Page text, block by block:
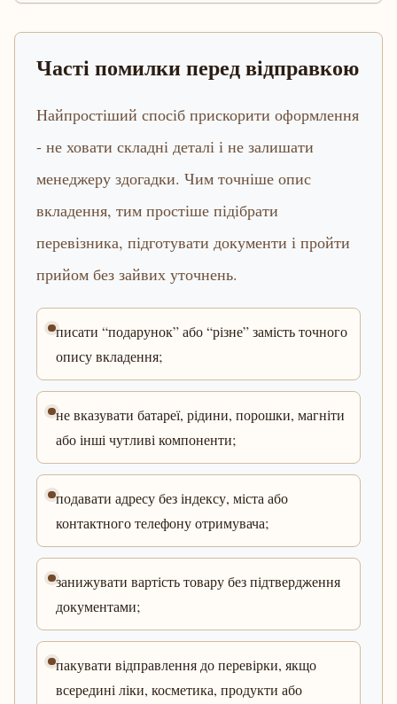
Часті помилки перед відправкою
Найпростіший спосіб прискорити оформлення
- не ховати складні деталі і не залишати
менеджеру здогадки. Чим точніше опис
вкладення, тим простіше підібрати
перевізника, підготувати документи і пройти
прийом без зайвих уточнень.
писати “подарунок” або “різне” замість точного
опису вкладення;
не вказувати батареї, рідини, порошки, магніти
або інші чутливі компоненти;
подавати адресу без індексу, міста або
контактного телефону отримувача;
занижувати вартість товару без підтвердження
документами;
пакувати відправлення до перевірки, якщо
всередині ліки, косметика, продукти або